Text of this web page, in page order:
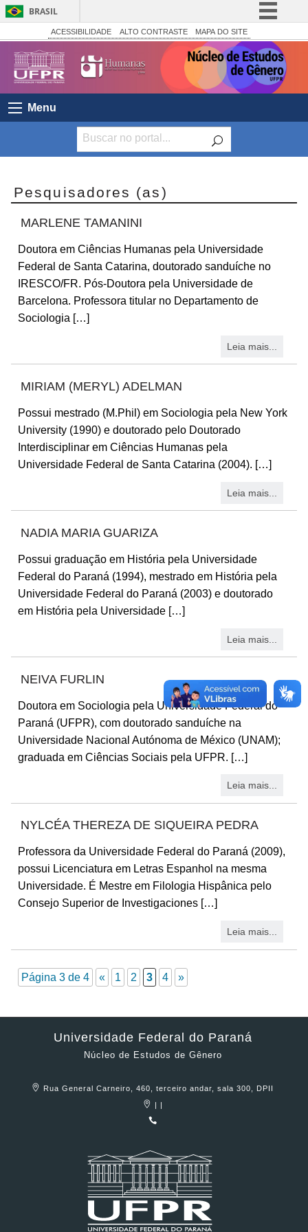
BRASIL
Simplifique!
Comunica BR
Participe
Legislação
Canais
ACESSIBILIDADE ALTO CONTRASTE MAPA DO SITE
Menu
Pesquisadores (as)
MARLENE TAMANINI
Doutora em Ciências Humanas pela Universidade
Federal de Santa Catarina, doutorado sanduíche no
IRESCO/FR. Pós-Doutora pela Universidade de
Barcelona. Professora titular no Departamento de
Sociologia […]
Leia mais...
MIRIAM (MERYL) ADELMAN
Possui mestrado (M.Phil) em Sociologia pela New York
University (1990) e doutorado pelo Doutorado
Interdisciplinar em Ciências Humanas pela
Universidade Federal de Santa Catarina (2004). […]
Leia mais...
NADIA MARIA GUARIZA
Possui graduação em História pela Universidade
Federal do Paraná (1994), mestrado em História pela
Universidade Federal do Paraná (2003) e doutorado
em História pela Universidade […]
Leia mais...
NEIVA FURLIN
Doutora em Sociologia pela Universidade Federal do
Paraná (UFPR), com doutorado sanduíche na
Universidade Nacional Autónoma de México (UNAM);
graduada em Ciências Sociais pela UFPR. […]
Leia mais...
NYLCÉA THEREZA DE SIQUEIRA PEDRA
Professora da Universidade Federal do Paraná (2009),
possui Licenciatura em Letras Espanhol na mesma
Universidade. É Mestre em Filologia Hispânica pelo
Consejo Superior de Investigaciones […]
Leia mais...
Página 3 de 4 « 1 2 3 4 »
Universidade Federal do Paraná
Núcleo de Estudos de Gênero
Rua General Carneiro, 460, terceiro andar, sala 300, DPII
| |